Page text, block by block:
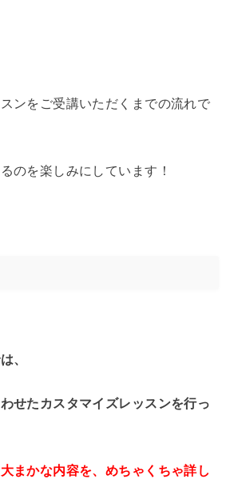
ンをご受講いただくまでの流れで
のを楽しみにしています！
、
せたカスタマイズレッスンを行っ
まかな内容を、めちゃくちゃ詳し